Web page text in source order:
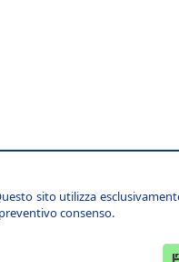
sito utilizza
consenso.